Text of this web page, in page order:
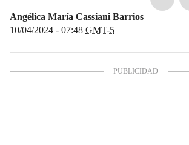
Angélica María Cassiani Barrios
10/04/2024 - 07:48 GMT-5